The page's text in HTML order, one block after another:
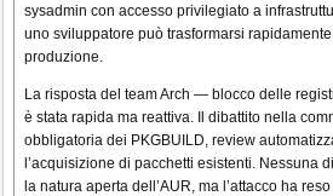
sysadmin con accesso privilegiato a
uno sviluppatore può trasformarsi
produzione.
La risposta del team Arch — blocco delle
è stata rapida ma reattiva. Il dibattito nella
obbligatoria dei PKGBUILD, review
l’acquisizione di pacchetti esistenti. Nessuna
la natura aperta dell’AUR, ma l’attacco ha